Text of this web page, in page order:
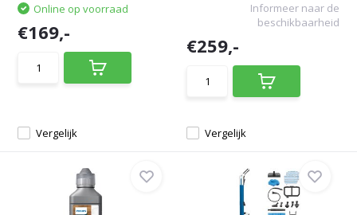
Vergelijk
Online op voorraad
€169,-
Vergelijk
Informeer naar de
beschikbaarheid
€259,-